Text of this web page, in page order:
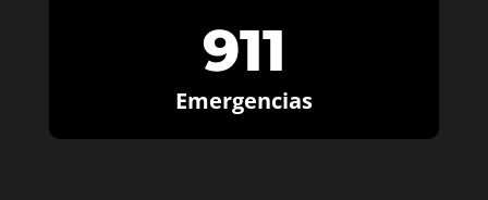
911
Emergencias